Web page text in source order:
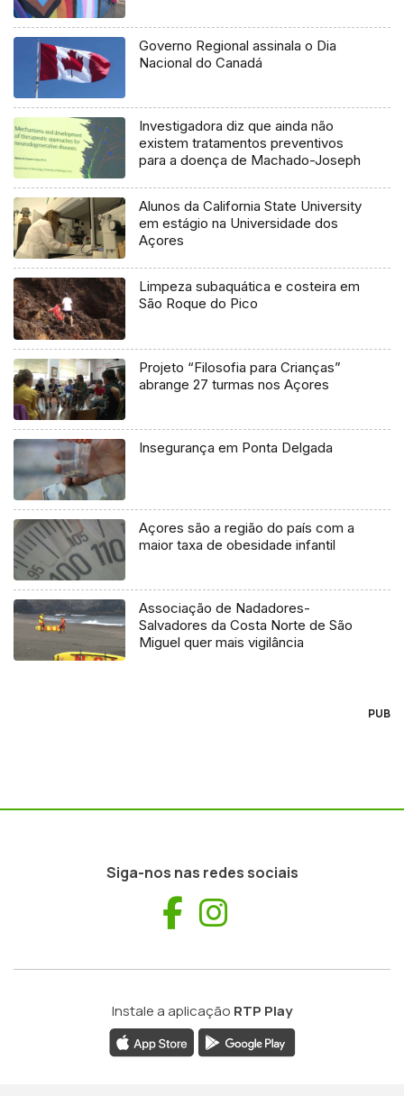
Governo Regional assinala o Dia
Nacional do Canadá
Investigadora diz que ainda não
existem tratamentos preventivos
para a doença de Machado-Joseph
Alunos da California State University
em estágio na Universidade dos
Açores
Limpeza subaquática e costeira em
São Roque do Pico
Projeto “Filosofia para Crianças”
abrange 27 turmas nos Açores
Insegurança em Ponta Delgada
Açores são a região do país com a
maior taxa de obesidade infantil
Associação de Nadadores-
Salvadores da Costa Norte de São
Miguel quer mais vigilância
PUB
Siga-nos nas redes sociais
Facebook
Instale a aplicação RTP Play